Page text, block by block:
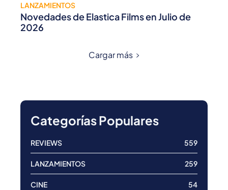
LANZAMIENTOS
Novedades de Elastica Films en Julio de
2026
Cargar más
Categorías Populares
REVIEWS 559
LANZAMIENTOS 259
CINE 54